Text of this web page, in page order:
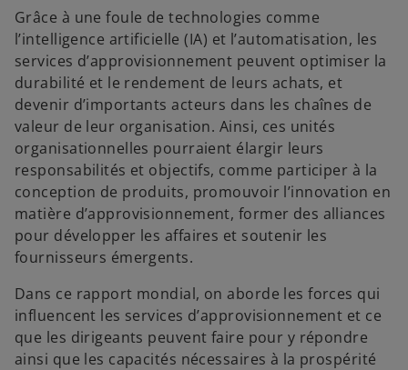
Grâce à une foule de technologies comme
l’intelligence artificielle (IA) et l’automatisation, les
services d’approvisionnement peuvent optimiser la
durabilité et le rendement de leurs achats, et
devenir d’importants acteurs dans les chaînes de
valeur de leur organisation. Ainsi, ces unités
organisationnelles pourraient élargir leurs
responsabilités et objectifs, comme participer à la
conception de produits, promouvoir l’innovation en
matière d’approvisionnement, former des alliances
pour développer les affaires et soutenir les
fournisseurs émergents.
Dans ce rapport mondial, on aborde les forces qui
influencent les services d’approvisionnement et ce
que les dirigeants peuvent faire pour y répondre
ainsi que les capacités nécessaires à la prospérité